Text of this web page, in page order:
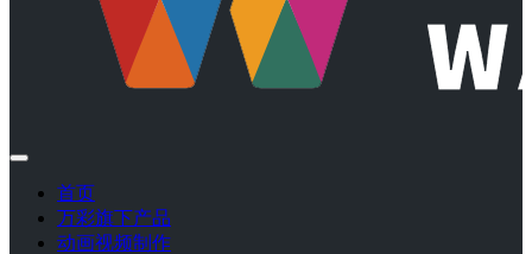
首页
万彩旗下产品
动画视频制作